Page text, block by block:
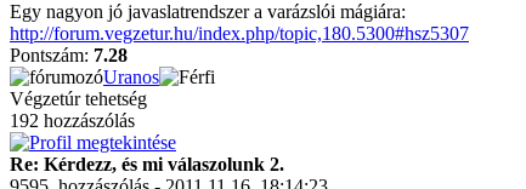
Egy nagyon jó javaslatrendszer a varázslói mágiára:
http://forum.vegzetur.hu/index.php/topic,180.5300#hsz5307
Pontszám: 7.28
Uranos
Végzetúr tehetség
192 hozzászólás
Re: Kérdezz, és mi válaszolunk 2.